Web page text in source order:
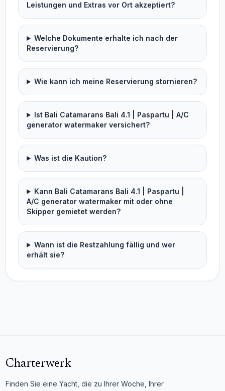
Leistungen und Extras vor Ort akzeptiert?
Welche Dokumente erhalte ich nach der
Reservierung?
Wie kann ich meine Reservierung stornieren?
Ist Bali Catamarans Bali 4.1 | Paspartu | A/C
generator watermaker versichert?
Was ist die Kaution?
Kann Bali Catamarans Bali 4.1 | Paspartu |
A/C generator watermaker mit oder ohne
Skipper gemietet werden?
Wann ist die Restzahlung fällig und wer
erhält sie?
Charterwerk
Finden Sie eine Yacht, die zu Ihrer Woche, Ihrer